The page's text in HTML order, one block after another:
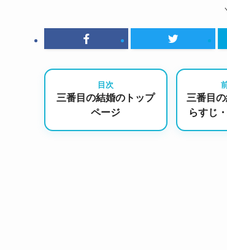
目次
三番目の結婚のトップ
ページ
三番目
らすじ